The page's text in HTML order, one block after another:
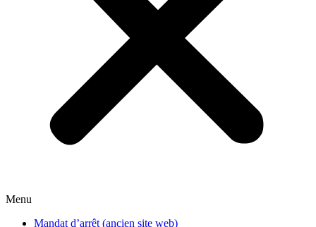
Menu
Mandat d’arrêt (ancien site web)